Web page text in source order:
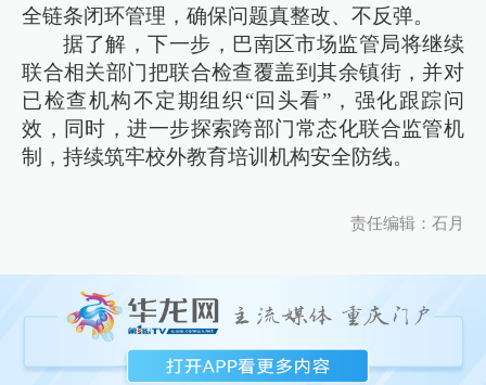
全链条闭环管理，确保问题真整改、不反弹。
据了解，下一步，巴南区市场监管局将继续
联合相关部门把联合检查覆盖到其余镇街，并对
已检查机构不定期组织“回头看”，强化跟踪问
效，同时，进一步探索跨部门常态化联合监管机
制，持续筑牢校外教育培训机构安全防线。
责任编辑：石月